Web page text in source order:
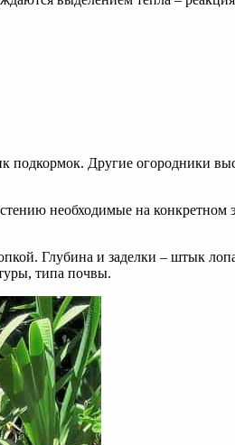
подкормок. Другие огородники
необходимые на конкретном
Глубина и заделки – штык
типа почвы.